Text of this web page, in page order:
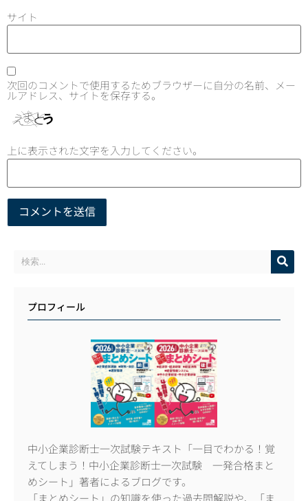
サイト
次回のコメントで使用するためブラウザーに自分の名前、メー
ルアドレス、サイトを保存する。
上に表示された文字を入力してください。
プロフィール
中小企業診断士一次試験テキスト「一目でわかる！覚
えてしまう！中小企業診断士一次試験 一発合格まと
めシート」著者によるブログです。
「まとめシート」の知識を使った過去問解説や、「ま